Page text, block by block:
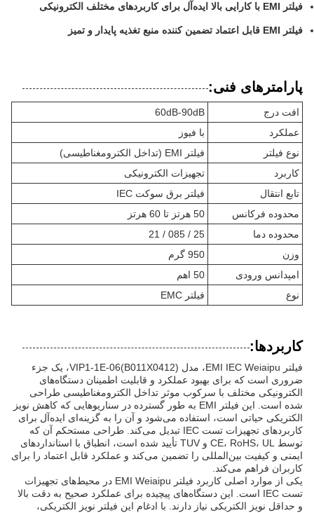
فیلتر EMI با کارایی بالا ایده‌آل برای کاربردهای مختلف الکترونیکی
فیلتر EMI قابل اعتماد تضمین کننده منبع تغذیه پایدار و تمیز
پارامترهای فنی:
افت درج
60dB-90dB
عملکرد
با فیوز
نوع فیلتر
فیلتر EMI (تداخل الکترومغناطیسی)
کاربرد
تجهیزات الکترونیکی
تابع انتقال
فیلتر برق سوکت IEC
محدوده فرکانس
50 هرتز تا 60 هرتز
محدوده دما
25 / 085 / 21
وزن
950 گرم
امپدانس ورودی
50 اهم
نوع
فیلتر EMC
کاربردها:
فیلتر EMI IEC Weiaipu، مدل VIP1-1E-06(B011X0412)، یک جزء
ضروری است که برای بهبود عملکرد و قابلیت اطمینان دستگاه‌های
الکترونیکی مختلف با سرکوب موثر تداخل الکترومغناطیسی طراحی
شده است. این فیلتر EMI به طور گسترده در سناریوهایی که کاهش نویز
الکتریکی حیاتی است، استفاده می‌شود و آن را به گزینه‌ای ایده‌آل برای
کاربردهای تجهیزات تست IEC تبدیل می‌کند. طراحی مستحکم آن که
توسط CE، RoHS، UL و TUV تأیید شده است، انطباق با استانداردهای
ایمنی و کیفیت بین‌المللی را تضمین می‌کند و عملکرد قابل اعتماد را برای
کاربران فراهم می‌کند.
یکی از موارد اصلی کاربرد فیلتر EMI Weiaipu در محیط‌های تجهیزات
تست IEC است. این دستگاه‌های پیچیده برای عملکرد صحیح به دقت بالا
و حداقل نویز الکتریکی نیاز دارند. با ادغام این فیلتر نویز الکتریکی،